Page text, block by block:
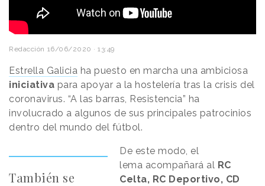
Redacción 16/06/2020 · 13:49
Estrella Galicia ha puesto en marcha una ambiciosa
iniciativa para apoyar a la hostelería tras la crisis del
coronavirus. “A las barras, Resistencia” ha
involucrado a algunos de sus principales patrocinios
dentro del mundo del fútbol.
También se
De este modo, el
lema acompañará al RC
Celta, RC Deportivo, CD